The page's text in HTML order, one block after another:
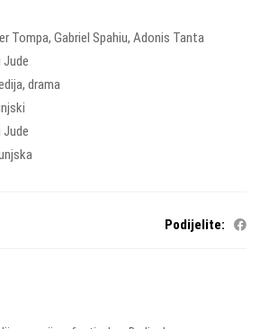
Tompa,Gabriel Spahiu,Adonis Tanta
Jude
,drama
Jude
Podijelite: